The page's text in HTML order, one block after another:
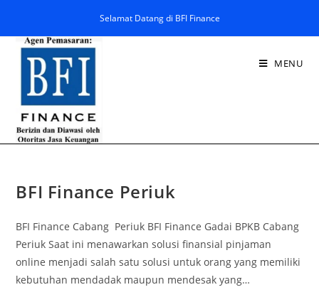
Selamat Datang di BFI Finance
MENU
BFI Finance Periuk
BFI Finance Cabang Periuk BFI Finance Gadai BPKB Cabang
Periuk Saat ini menawarkan solusi finansial pinjaman
online menjadi salah satu solusi untuk orang yang memiliki
kebutuhan mendadak maupun mendesak yang…